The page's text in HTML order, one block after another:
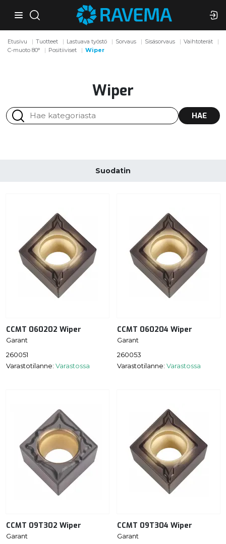
Etusivu Tuotteet Lastuava työstö Sorvaus Sisäsorvaus
Vaihtoterät
C-muoto 80°
Positiiviset Wiper
Wiper
HAE
Suodatin
CCMT 060202 Wiper
Garant
260051
Varastotilanne: Varastossa
CCMT 060204 Wiper
Garant
260053
Varastotilanne: Varastossa
CCMT 09T302 Wiper
Garant
CCMT 09T304 Wiper
Garant